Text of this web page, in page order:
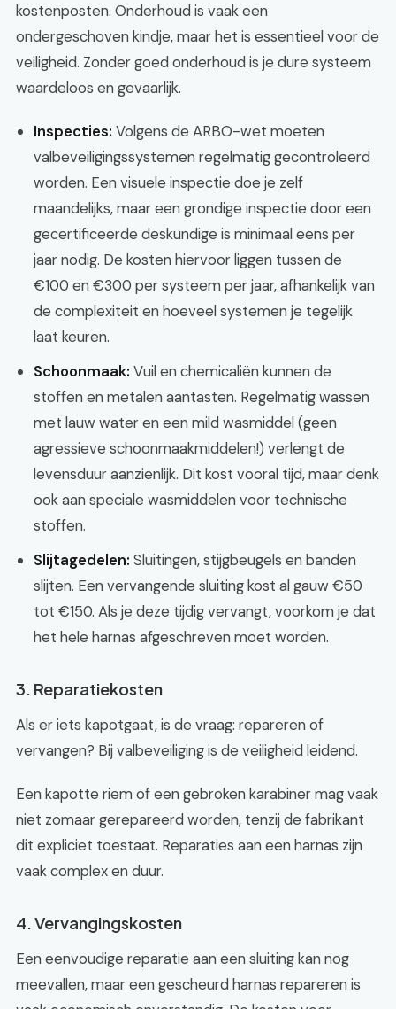
kostenposten. Onderhoud is vaak een
ondergeschoven kindje, maar het is essentieel voor de
veiligheid. Zonder goed onderhoud is je dure systeem
waardeloos en gevaarlijk.
Inspecties: Volgens de ARBO-wet moeten
valbeveiligingssystemen regelmatig gecontroleerd
worden. Een visuele inspectie doe je zelf
maandelijks, maar een grondige inspectie door een
gecertificeerde deskundige is minimaal eens per
jaar nodig. De kosten hiervoor liggen tussen de
€100 en €300 per systeem per jaar, afhankelijk van
de complexiteit en hoeveel systemen je tegelijk
laat keuren.
Schoonmaak: Vuil en chemicaliën kunnen de
stoffen en metalen aantasten. Regelmatig wassen
met lauw water en een mild wasmiddel (geen
agressieve schoonmaakmiddelen!) verlengt de
levensduur aanzienlijk. Dit kost vooral tijd, maar denk
ook aan speciale wasmiddelen voor technische
stoffen.
Slijtagedelen: Sluitingen, stijgbeugels en banden
slijten. Een vervangende sluiting kost al gauw €50
tot €150. Als je deze tijdig vervangt, voorkom je dat
het hele harnas afgeschreven moet worden.
3. Reparatiekosten
Als er iets kapotgaat, is de vraag: repareren of
vervangen? Bij valbeveiliging is de veiligheid leidend.
Een kapotte riem of een gebroken karabiner mag vaak
niet zomaar gerepareerd worden, tenzij de fabrikant
dit expliciet toestaat. Reparaties aan een harnas zijn
vaak complex en duur.
4. Vervangingskosten
Een eenvoudige reparatie aan een sluiting kan nog
meevallen, maar een gescheurd harnas repareren is